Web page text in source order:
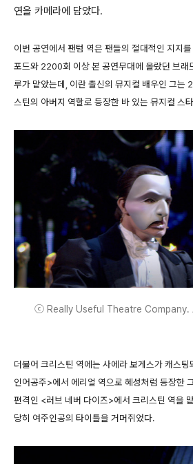
연을 카메라에 담았다.
이번 공연에서 팬텀 역은 팬들의 절대적인 지지
포드와 2200회 이상 본 공연무대에 올랐던 브래
루가 맡았는데, 이란 출신의 뮤지컬 배우인 그는
스틴의 아버지 역할로 등장한 바 있는 뮤지컬 스
ⓒ Really Useful Theatre Company.
더불어 크리스틴 역에는 사에라 보게스가 캐스
인어공주>에서 에리얼 역으로 혜성처럼 등장한
편격인 <러브 네버 다이즈>에서 크리스틴 역을
당히 여주인공의 타이틀을 거머쥐었다.